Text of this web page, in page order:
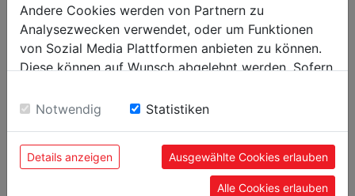
EAN Code
9120039906676
BELIEBTE PRODUKTE
Andere Cookies werden von Partnern zu
Analysezwecken verwendet, oder um Funktionen
von Sozial Media Plattformen anbieten zu können.
Diese können auf Wunsch abgelehnt werden. Sofern
Einwilligung zu unseren Cookies.
Notwendig Statistiken
Details anzeigen Ausgewählte Cookies erlauben
Alle Cookies erlauben